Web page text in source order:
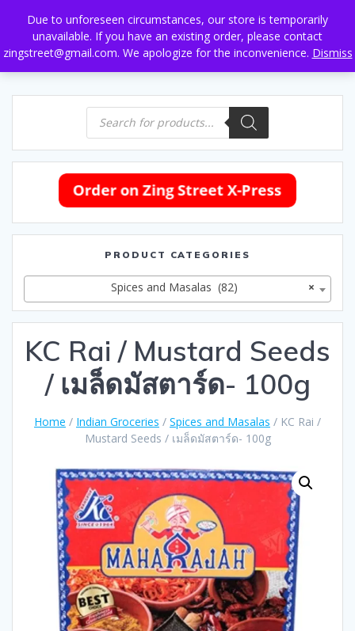
Due to unforeseen circumstances, our store is temporarily
unavailable. If you have an existing order, please contact
zingstreet@gmail.com. We apologize for the inconvenience. Dismiss
to
content
Products
search
PRODUCT CATEGORIES
×
Spices and Masalas (82)
KC Rai / Mustard Seeds
/ เมล็ดมัสตาร์ด- 100g
Home / Indian Groceries / Spices and Masalas / KC Rai /
Mustard Seeds / เมล็ดมัสตาร์ด- 100g